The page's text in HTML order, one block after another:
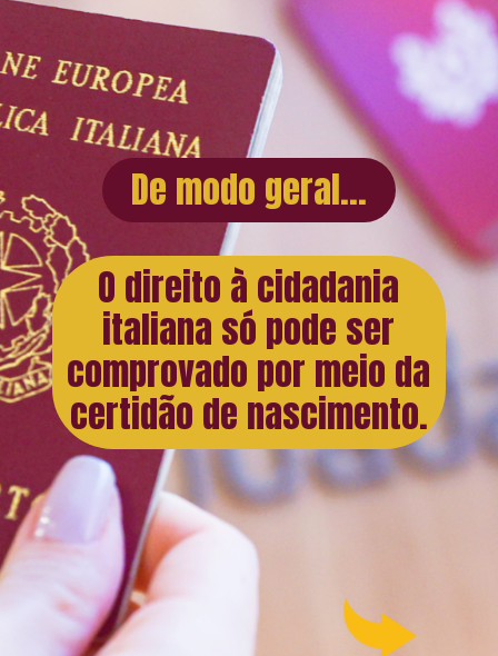
De modo geral...
O direito à cidadania
italiana só pode ser
comprovado por meio da
certidão de nascimento.